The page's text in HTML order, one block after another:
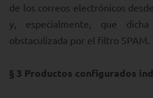
de los correos electrónicos
y, especialmente, que
obstaculizada por el filtro SPAM.
§ 3 Productos configurados